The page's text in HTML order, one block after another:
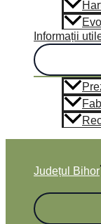
Informații